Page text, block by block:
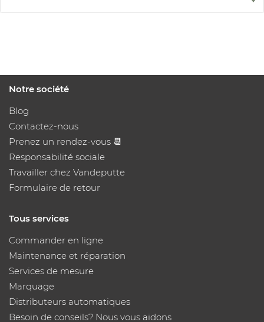
Notre société
Blog
Contactez-nous
Prenez un rendez-vous 📆
Responsabilité sociale
Travailler chez Vandeputte
Formulaire de retour
Tous services
Commander en ligne
Maintenance et réparation
Services de mesure
Marquage
Distributeurs automatiques
Besoin de conseils? Nous vous aidons